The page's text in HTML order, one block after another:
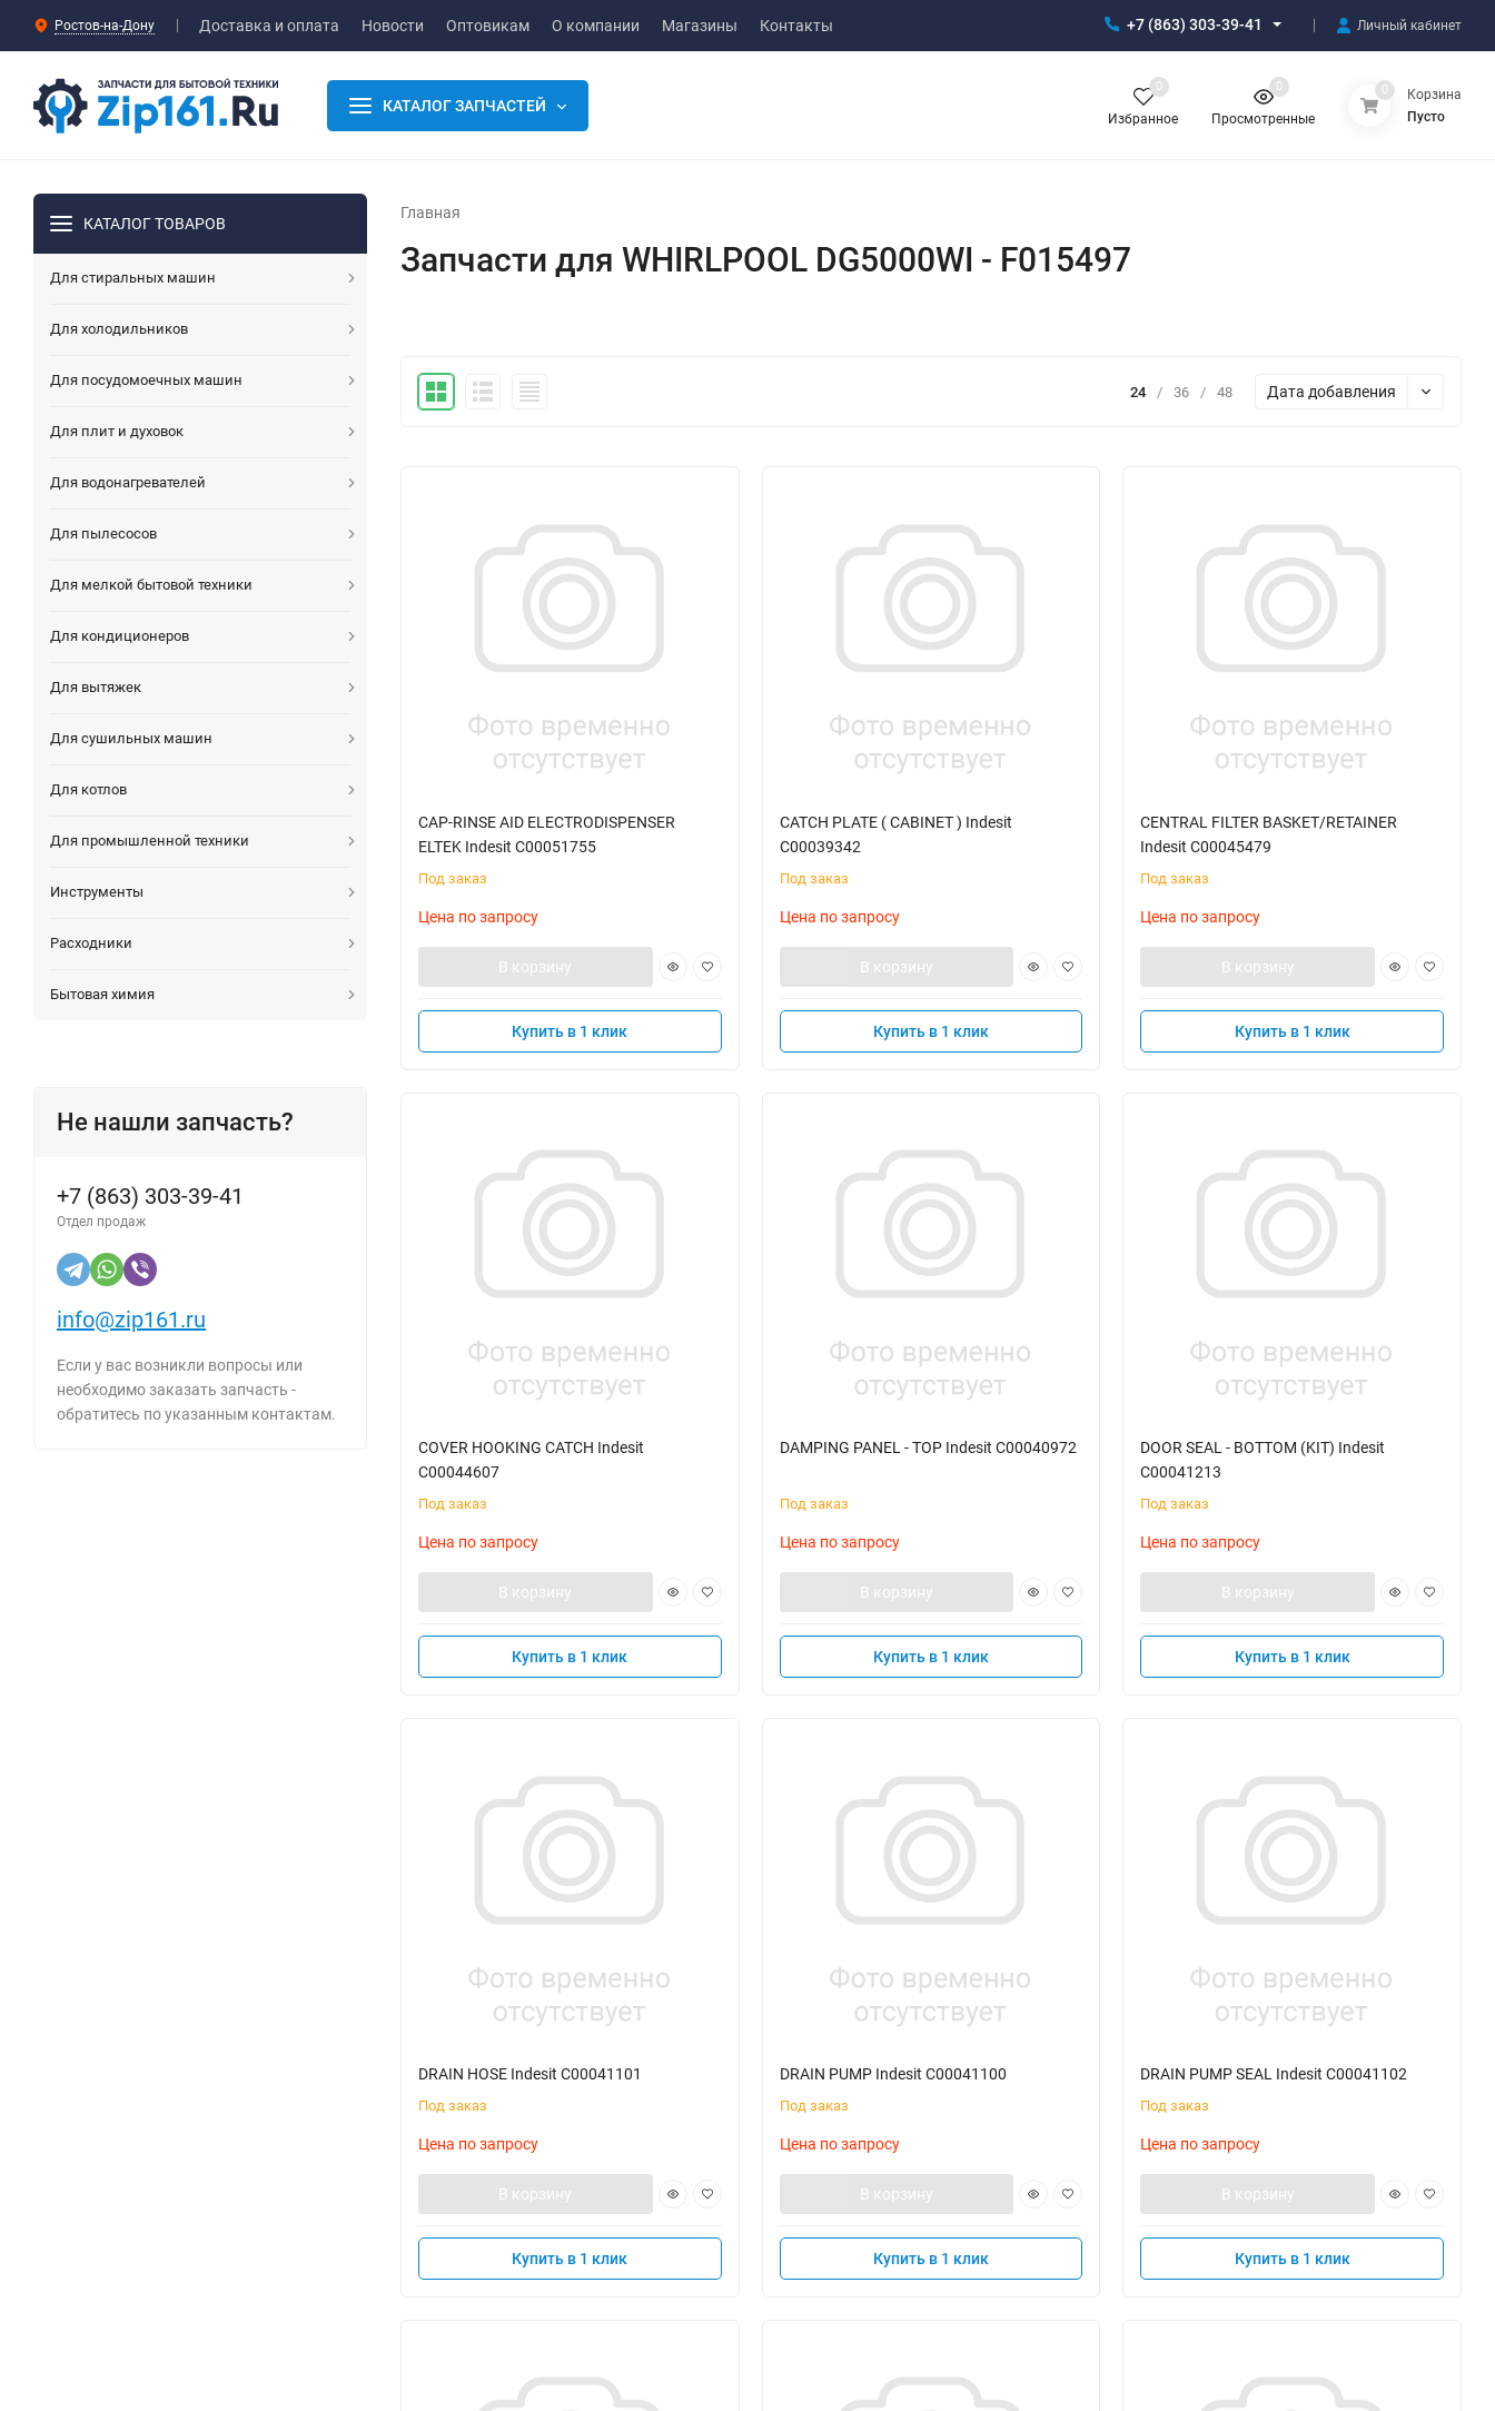
Ростов-на-Дону Доставка и оплата Новости Оптовикам О компании Магазины Контакты +7 (863) 303-39-41 Личный кабинет
КАТАЛОГ ЗАПЧАСТЕЙ
Избранное
0
Просмотренные
0 0
Корзина
Пусто
КАТАЛОГ ТОВАРОВ
Для стиральных машин
Для холодильников
Для посудомоечных машин
Для плит и духовок
Для водонагревателей
Для пылесосов
Для мелкой бытовой техники
Для кондиционеров
Для вытяжек
Для сушильных машин
Для котлов
Для промышленной техники
Инструменты
Расходники
Бытовая химия
Не нашли запчасть?
+7 (863) 303-39-41
Отдел продаж
info@zip161.ru
Если у вас возникли вопросы или
необходимо заказать запчасть -
обратитесь по указанным контактам.
Главная
Запчасти для WHIRLPOOL DG5000WI - F015497
24 / 36 / 48 Дата добавления
CAP-RINSE AID ELECTRODISPENSER
ELTEK Indesit C00051755
Под заказ
Цена по запросу
В корзину
Купить в 1 клик
CATCH PLATE ( CABINET ) Indesit
C00039342
Под заказ
Цена по запросу
В корзину
Купить в 1 клик
CENTRAL FILTER BASKET/RETAINER
Indesit C00045479
Под заказ
Цена по запросу
В корзину
Купить в 1 клик
COVER HOOKING CATCH Indesit
C00044607
Под заказ
Цена по запросу
В корзину
Купить в 1 клик
DAMPING PANEL - TOP Indesit C00040972
Под заказ
Цена по запросу
В корзину
Купить в 1 клик
DOOR SEAL - BOTTOM (KIT) Indesit
C00041213
Под заказ
Цена по запросу
В корзину
Купить в 1 клик
DRAIN HOSE Indesit C00041101
Под заказ
Цена по запросу
В корзину
Купить в 1 клик
DRAIN PUMP Indesit C00041100
Под заказ
Цена по запросу
В корзину
Купить в 1 клик
DRAIN PUMP SEAL Indesit C00041102
Под заказ
Цена по запросу
В корзину
Купить в 1 клик